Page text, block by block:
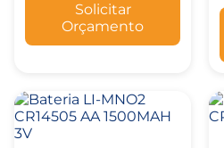
Solicitar
Orçamento